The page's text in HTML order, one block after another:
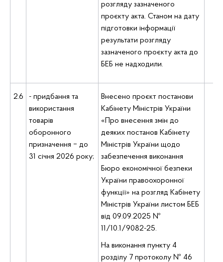
розгляду зазначеного
проєкту акта. Станом на дату
підготовки інформації
результати розгляду
зазначеного проєкту акта до
БЕБ не надходили.
2.6
- придбання та
використання
товарів
оборонного
призначення ‒ до
31 січня 2026 року;
Внесено проєкт постанови
Кабінету Міністрів України
«Про внесення змін до
деяких постанов Кабінету
Міністрів України щодо
забезпечення виконання
Бюро економічної безпеки
України правоохоронної
функції» на розгляд Кабінету
Міністрів України листом БЕБ
від 09.09.2025 №
11/10.1/9082-25.
На виконання пункту 4
розділу 7 протоколу № 46